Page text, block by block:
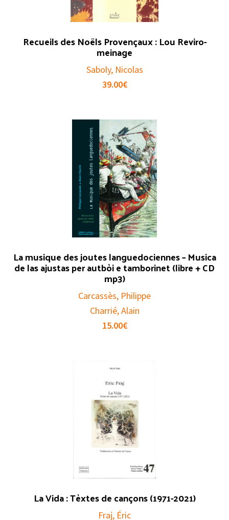
Recueils des Noëls Provençaux : Lou Reviro-
meinage
Saboly, Nicolas
39.00€
La musique des joutes languedociennes – Musica
de las ajustas per autbòi e tamborinet (libre + CD
mp3)
Carcassès, Philippe
Charrié, Alain
15.00€
La Vida : Tèxtes de cançons (1971-2021)
Fraj, Éric